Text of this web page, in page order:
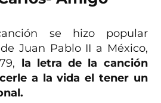
se hizo popular
Juan Pablo II a México,
la letra de la canción
a la vida el tener un